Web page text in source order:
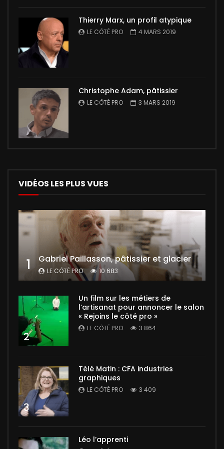
Thierry Marx, un profil atypique
LE CÔTÉ PRO 4 MARS 2019
Christophe Adam, pâtissier
LE CÔTÉ PRO 3 MARS 2019
VIDÉOS LES PLUS VUES
1 Gabriel Paillasson, pâtissier et glacier
LE CÔTÉ PRO 10 683
2
Un film sur les métiers de
l’artisanat pour annoncer le salon
« Rejoins le côté pro »
LE CÔTÉ PRO 3 864
3
Télé Matin : CFA industries
graphiques
LE CÔTÉ PRO 3 409
Léo l’apprenti